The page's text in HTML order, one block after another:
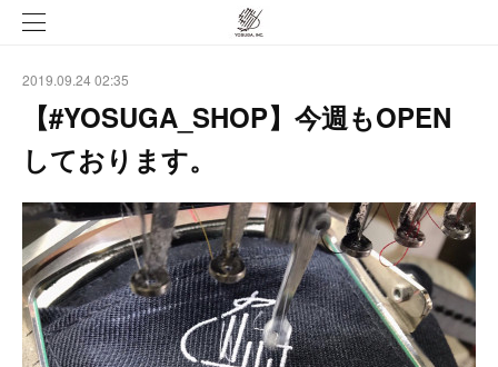
2019.09.24 02:35
【#YOSUGA_SHOP】今週もOPEN
しております。